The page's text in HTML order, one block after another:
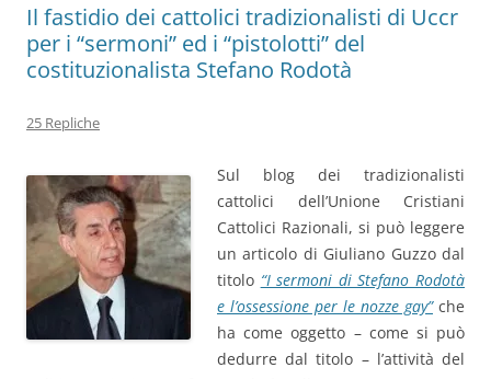
Il fastidio dei cattolici tradizionalisti di Uccr
per i “sermoni” ed i “pistolotti” del
costituzionalista Stefano Rodotà
25 Repliche
Sul blog dei tradizionalisti
cattolici dell’Unione Cristiani
Cattolici Razionali, si può leggere
un articolo di Giuliano Guzzo dal
titolo “I sermoni di Stefano Rodotà
e l’ossessione per le nozze gay”che
ha come oggetto – come si può
dedurre dal titolo – l’attività del